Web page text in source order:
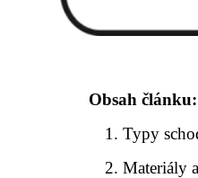
Obsah článku:
Typy
Materiály